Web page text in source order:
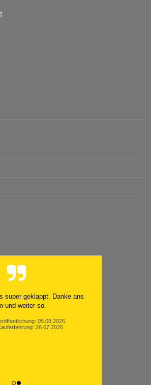
super geklappt. Danke ans
und weiter so.
05.08.2026
26.07.2026